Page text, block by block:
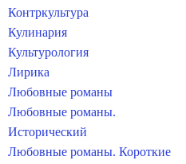
Контркультура
Кулинария
Культурология
Лирика
Любовные романы
Любовные романы.
Исторический
Любовные романы. Короткие